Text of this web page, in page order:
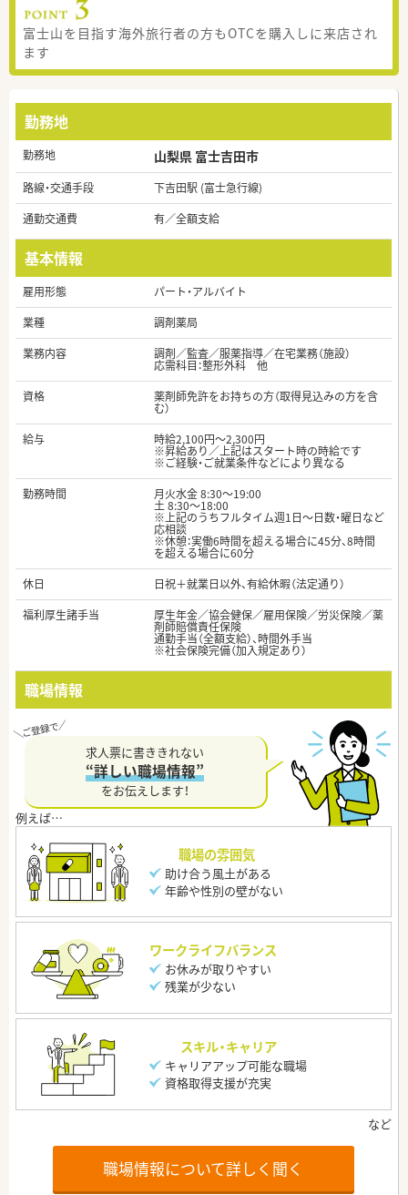
富士山を目指す海外旅行者の方もOTCを購入しに来店され
ます
勤務地
勤務地 山梨県 富士吉田市
路線・交通手段
下吉田駅 (富士急行線)
通勤交通費
有／全額支給
基本情報
雇用形態
パート・アルバイト
業種
調剤薬局
業務内容
調剤／監査／服薬指導／在宅業務（施設）
応需科目：整形外科 他
資格
薬剤師免許をお持ちの方（取得見込みの方を含
む）
給与
時給2,100円～2,300円
※昇給あり／上記はスタート時の時給です
※ご経験・ご就業条件などにより異なる
勤務時間
月火水金 8:30～19:00
土 8:30～18:00
※上記のうちフルタイム週1日～日数・曜日など
応相談
※休憩：実働6時間を超える場合に45分、8時間
を超える場合に60分
休日
日祝＋就業日以外、有給休暇（法定通り）
福利厚生諸手当
厚生年金／協会健保／雇用保険／労災保険／薬
剤師賠償責任保険
通勤手当（全額支給）、時間外手当
※社会保険完備（加入規定あり）
職場情報
求人票に書ききれない
“詳しい職場情報”
をお伝えします！
職場の雰囲気
助け合う風土がある
年齢や性別の壁がない
ワークライフバランス
お休みが取りやすい
残業が少ない
スキル・キャリア
キャリアアップ可能な職場
資格取得支援が充実
職場情報について詳しく聞く